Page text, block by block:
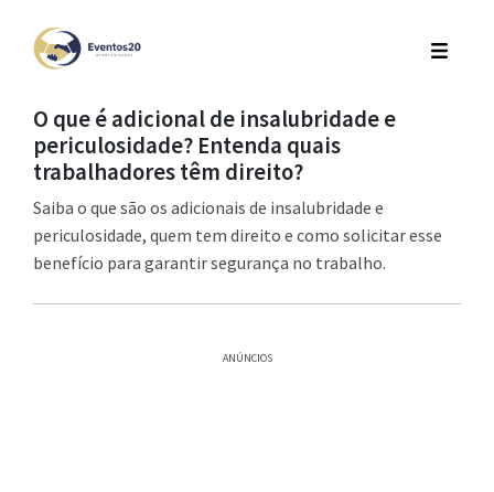
O que é adicional de insalubridade e
periculosidade? Entenda quais
trabalhadores têm direito?
Saiba o que são os adicionais de insalubridade e
periculosidade, quem tem direito e como solicitar esse
benefício para garantir segurança no trabalho.
ANÚNCIOS